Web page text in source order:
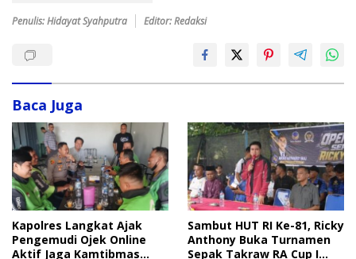
Penulis: Hidayat Syahputra Editor: Redaksi
Baca Juga
Kapolres Langkat Ajak
Pengemudi Ojek Online
Aktif Jaga Kamtibmas
Sambut HUT RI Ke-81, Ricky
Anthony Buka Turnamen
Sepak Takraw RA Cup I